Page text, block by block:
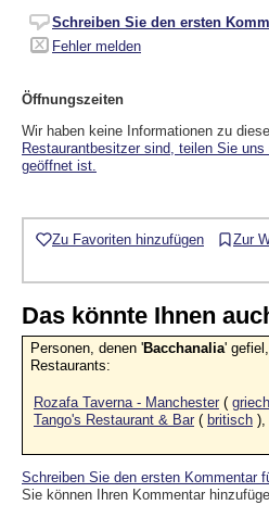
Schreiben Sie den ersten
Fehler melden
Öffnungszeiten
Wir haben keine Informationen zu
Restaurantbesitzer sind, teilen Sie
geöffnet ist.
Zu Favoriten hinzufügen Zur
Das könnte Ihnen
Personen, denen 'Bacchanalia'
Restaurants:
Rozafa Taverna - Manchester (
Tango's Restaurant & Bar ( britisch ),
Schreiben Sie den ersten Kommentar
Sie können Ihren Kommentar